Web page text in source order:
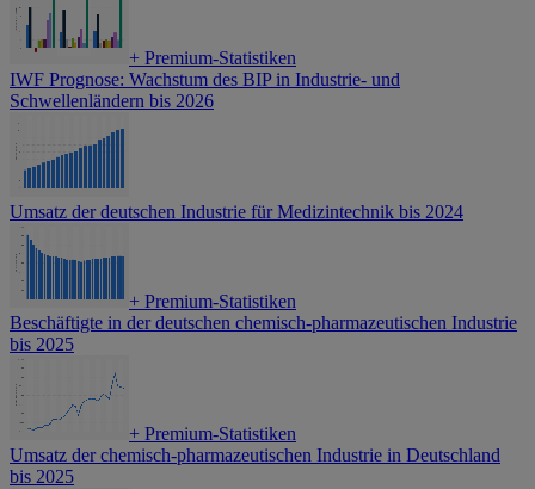
+ Premium-Statistiken
IWF Prognose: Wachstum des BIP in Industrie- und
Schwellenländern bis 2026
Umsatz der deutschen Industrie für Medizintechnik bis 2024
+ Premium-Statistiken
Beschäftigte in der deutschen chemisch-pharmazeutischen Industrie
bis 2025
+ Premium-Statistiken
Umsatz der chemisch-pharmazeutischen Industrie in Deutschland
bis 2025